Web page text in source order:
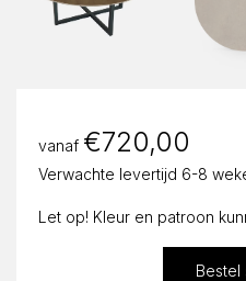
vanaf €720,00
Verwachte levertijd 6-8
Let op! Kleur en patroon
Bestel